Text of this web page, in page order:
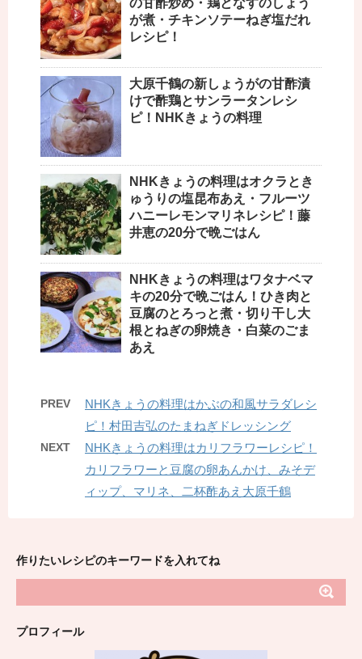
の甘酢炒め・鶏となすのしょう
が煮・チキンソテーねぎ塩だれ
レシピ！
大原千鶴の新しょうがの甘酢漬
けで酢鶏とサンラータンレシ
ピ！NHKきょうの料理
NHKきょうの料理はオクラとき
ゅうりの塩昆布あえ・フルーツ
ハニーレモンマリネレシピ！藤
井恵の20分で晩ごはん
NHKきょうの料理はワタナベマ
キの20分で晩ごはん！ひき肉と
豆腐のとろっと煮・切り干し大
根とねぎの卵焼き・白菜のごま
あえ
PREV
NHKきょうの料理はかぶの和風サラダレシ
ピ！村田吉弘のたまねぎドレッシング
NEXT
NHKきょうの料理はカリフラワーレシピ！
カリフラワーと豆腐の卵あんかけ、みそデ
ィップ、マリネ、二杯酢あえ大原千鶴
作りたいレシピのキーワードを入れてね
プロフィール